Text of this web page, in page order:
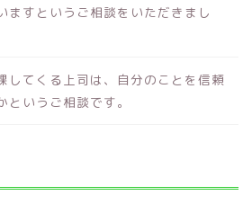
ますというご相談をいただきまし
してくる上司は、自分のことを信頼
というご相談です。